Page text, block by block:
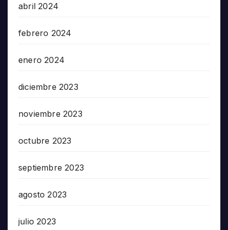
abril 2024
febrero 2024
enero 2024
diciembre 2023
noviembre 2023
octubre 2023
septiembre 2023
agosto 2023
julio 2023